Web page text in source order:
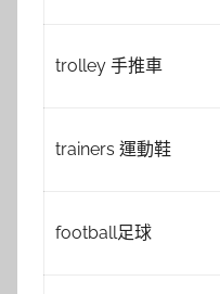
trolley 手推車
trainers 運動鞋
football足球